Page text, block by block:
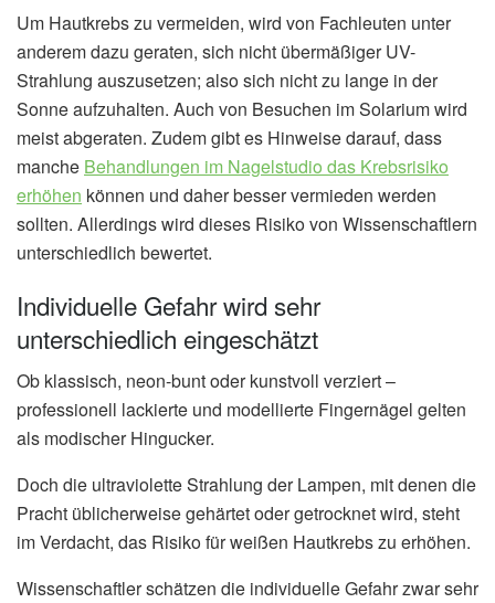
Um Hautkrebs zu vermeiden, wird von Fachleuten unter
anderem dazu geraten, sich nicht übermäßiger UV-
Strahlung auszusetzen; also sich nicht zu lange in der
Sonne aufzuhalten. Auch von Besuchen im Solarium wird
meist abgeraten. Zudem gibt es Hinweise darauf, dass
manche Behandlungen im Nagelstudio das Krebsrisiko
erhöhen können und daher besser vermieden werden
sollten. Allerdings wird dieses Risiko von Wissenschaftlern
unterschiedlich bewertet.
Individuelle Gefahr wird sehr
unterschiedlich eingeschätzt
Ob klassisch, neon-bunt oder kunstvoll verziert –
professionell lackierte und modellierte Fingernägel gelten
als modischer Hingucker.
Doch die ultraviolette Strahlung der Lampen, mit denen die
Pracht üblicherweise gehärtet oder getrocknet wird, steht
im Verdacht, das Risiko für weißen Hautkrebs zu erhöhen.
Wissenschaftler schätzen die individuelle Gefahr zwar sehr